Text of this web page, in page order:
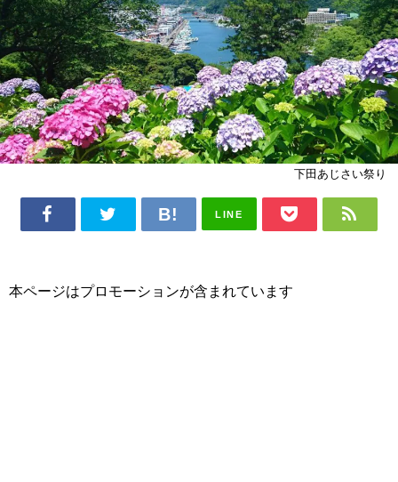
下田あじさい祭り
LINE
本ページはプロモーションが含まれています